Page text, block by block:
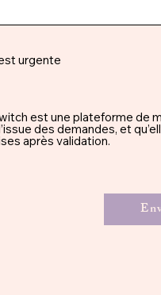
urgente
est une plateforme de
des demandes, et
après validation.